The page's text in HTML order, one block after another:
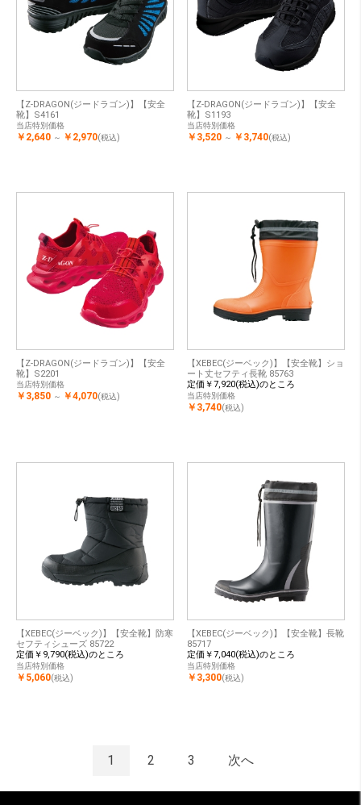
【Z-DRAGON(ジードラゴン)】【安全
靴】S4161
当店特別価格
￥2,640 ～ ￥2,970(税込)
【Z-DRAGON(ジードラゴン)】【安全
靴】S1193
当店特別価格
￥3,520 ～ ￥3,740(税込)
【Z-DRAGON(ジードラゴン)】【安全
靴】S2201
当店特別価格
￥3,850 ～ ￥4,070(税込)
【XEBEC(ジーベック)】【安全靴】ショ
ート丈セフティ長靴 85763
定価￥7,920(税込)のところ
当店特別価格
￥3,740(税込)
【XEBEC(ジーベック)】【安全靴】防寒
セフティシューズ 85722
定価￥9,790(税込)のところ
当店特別価格
￥5,060(税込)
【XEBEC(ジーベック)】【安全靴】長靴
85717
定価￥7,040(税込)のところ
当店特別価格
￥3,300(税込)
1 2 3 次へ